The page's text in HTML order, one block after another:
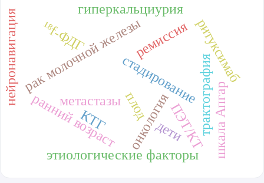
рак молочной железы
ПЭТ/КТ
¹⁸f-ФДГ
метастазыстадирование
онкология трактография
нейронавигация
дети
ранний возраст
этиологические факторы
гиперкальциурия
ритуксимаб
ремиссия
плод шкала Апгар
КТГ